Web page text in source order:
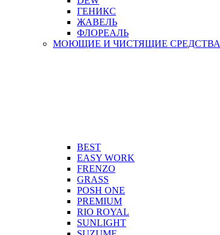
ГЕНИКС
ЖАВЕЛЬ
ФЛОРЕАЛЬ
МОЮЩИЕ И ЧИСТЯЩИЕ СРЕДСТВА
BEST
EASY WORK
FRENZO
GRASS
POSH ONE
PREMIUM
RIO ROYAL
SUNLIGHT